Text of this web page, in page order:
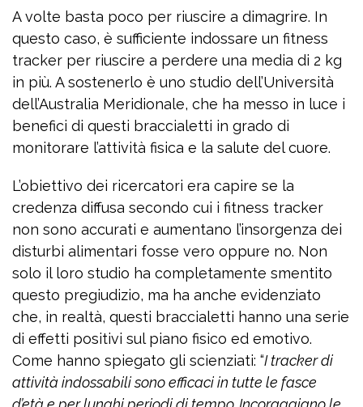
A volte basta poco per riuscire a dimagrire. In
questo caso, è sufficiente indossare un fitness
tracker per riuscire a perdere una media di 2 kg
in più. A sostenerlo è uno studio dell’Università
dell’Australia Meridionale, che ha messo in luce i
benefici di questi braccialetti in grado di
monitorare l’attività fisica e la salute del cuore.
L’obiettivo dei ricercatori era capire se la
credenza diffusa secondo cui i fitness tracker
non sono accurati e aumentano l’insorgenza dei
disturbi alimentari fosse vero oppure no. Non
solo il loro studio ha completamente smentito
questo pregiudizio, ma ha anche evidenziato
che, in realtà, questi braccialetti hanno una serie
di effetti positivi sul piano fisico ed emotivo.
Come hanno spiegato gli scienziati: “I tracker di
attività indossabili sono efficaci in tutte le fasce